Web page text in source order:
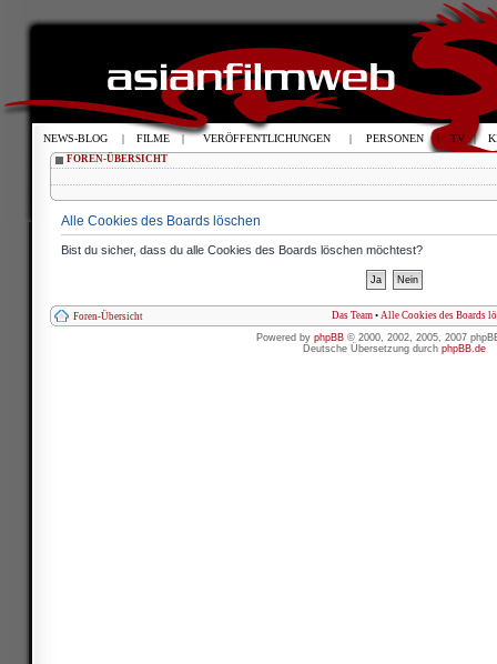
FOREN-ÜBERSICHT
Alle Cookies des Boards löschen
Bist du sicher, dass du alle Cookies des Boards löschen möchtest?
Foren-Übersicht Das Team • Alle Cookies des Boards
Powered by phpBB © 2000, 2002, 2005, 2007
Deutsche Übersetzung durch phpBB.de
NEWS-BLOG | FILME | VERÖFFENTLICHUNGEN | PERSONEN | TV |